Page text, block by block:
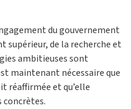
du gouvernement
supérieur, de la recherche et
ambitieuses sont
maintenant nécessaire que
réaffirmée et qu’elle
concrètes.